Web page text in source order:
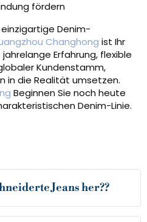
fördern
einzigartige Denim-
Changhong ist Ihr
Erfahrung, flexible
Kundenstamm,
in die Realität umsetzen.
Beginnen Sie noch heute
Denim-Linie.
Jeans her??